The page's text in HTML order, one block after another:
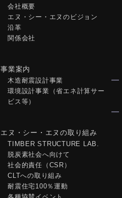
会社概要
エヌ・シー・エヌのビジョン
沿革
関係会社
事業案内
木造耐震設計事業
環境設計事業（省エネ計算サー
ビス等）
エヌ・シー・エヌの取り組み
TIMBER STRUCTURE LAB.
脱炭素社会へ向けて
社会的責任（CSR）
CLTへの取り組み
耐震住宅100％運動